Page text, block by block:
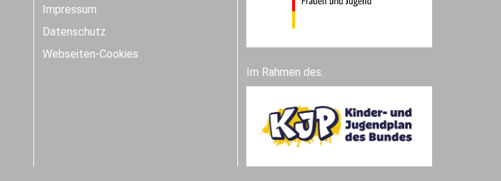
Impressum
Datenschutz
Webseiten-Cookies
Im Rahmen des: